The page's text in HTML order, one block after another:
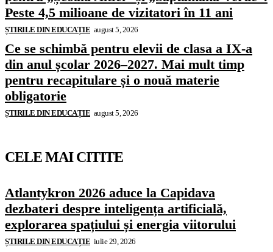
Peste 4,5 milioane de vizitatori în 11 ani
ȘTIRILE DIN EDUCAȚIE august 5, 2026
Ce se schimbă pentru elevii de clasa a IX-a
din anul școlar 2026–2027. Mai mult timp
pentru recapitulare și o nouă materie
obligatorie
ȘTIRILE DIN EDUCAȚIE august 5, 2026
CELE MAI CITITE
Atlantykron 2026 aduce la Capidava
dezbateri despre inteligența artificială,
explorarea spațiului și energia viitorului
ȘTIRILE DIN EDUCAȚIE iulie 29, 2026